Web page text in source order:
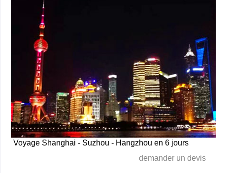
Voyage Shanghai - Suzhou - Hangzhou en 6 jours
demander un devis